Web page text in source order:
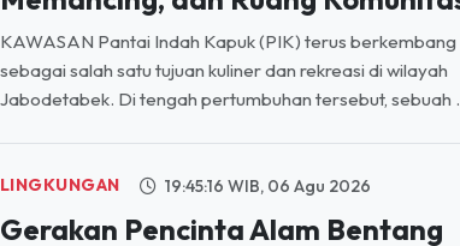
sebagai salah satu tujuan kuliner dan rekreasi di wilayah
Jabodetabek. Di tengah pertumbuhan tersebut, sebuah ...
Gerakan Pencinta Alam Bentang
SMA Prima Teladan Cugenang